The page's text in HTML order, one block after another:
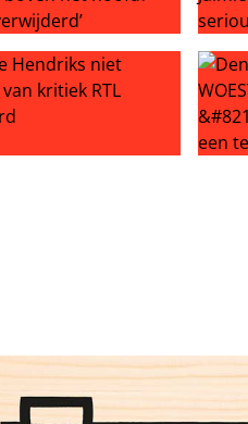
kies je toch voor die
Boulevard Mattie de hand